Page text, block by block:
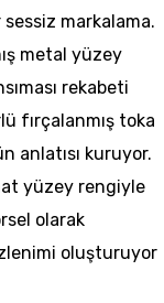
markalama.
metal yüzey
rekabeti
fırçalanmış toka
anlatısı kuruyor.
yüzey rengiyle
olarak
oluşturuyor